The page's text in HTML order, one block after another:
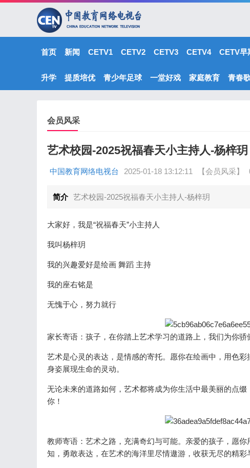
首页 新闻 CETV1 CETV2 CETV3 CETV4 CETV早
升学 提质培优 青少年足球 一堂好戏 家庭教育 青春
会员风采
艺术校园-2025祝福春天小主持人-杨梓玥
中国教育网络电视台 2025-01-18 13:12:11 【会员风采】
简介 艺术校园-2025祝福春天小主持人-杨梓玥
大家好，我是“祝福春天”小主持人
我叫杨梓玥
我的兴趣爱好是绘画 舞蹈 主持
我的座右铭是
无愧于心，努力就行
家长寄语： 孩子，在你踏上艺术学习的道路上，我们为你骄
艺术是心灵的表达，是情感的寄托。愿你在绘画中，用色
身姿展现生命的灵动。
无论未来的道路如何，艺术都将成为你生活中最美丽的点
你！
教师寄语：艺术之路，充满奇幻与可能。亲爱的孩子，愿
知，勇敢表达，在艺术的海洋里尽情遨游，收获无尽的精彩